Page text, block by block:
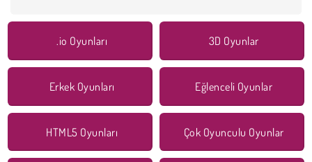
.io Oyunları 3D Oyunlar
Erkek Oyunları Eğlenceli Oyunlar
HTML5 Oyunları Çok Oyunculu Oyunlar